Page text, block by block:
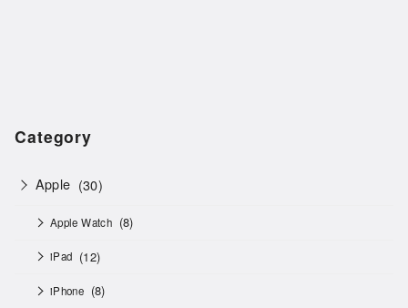
Category
Apple (30)
Apple Watch (8)
iPad (12)
iPhone (8)